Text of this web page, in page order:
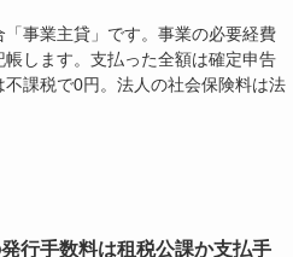
事業主貸」です。事業の必要経費
します。支払った全額は確定申告
課税で0円。法人の社会保険料は法
行手数料は租税公課か支払手